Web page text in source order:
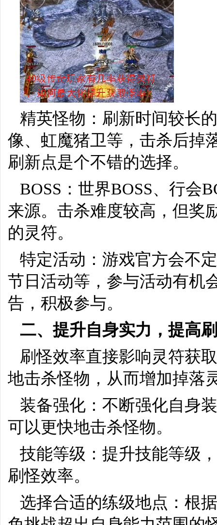
精英怪物：刷新时间较长
像、虹魔猪卫等，击杀后掉
刷新点是个不错的选择。
BOSS：世界BOSS、行会
来源。击杀难度较高，但奖
的灵符。
特定活动：游戏官方会不
节日活动等，参与活动有机
告，积极参与。
二、提升自身实力，提高
刷怪效率直接影响灵符获
地击杀怪物，从而增加掉落
装备强化：不断强化自身
可以更快地击杀怪物。
技能等级：提升技能等级
刷怪效率。
选择合适的练级地点：根